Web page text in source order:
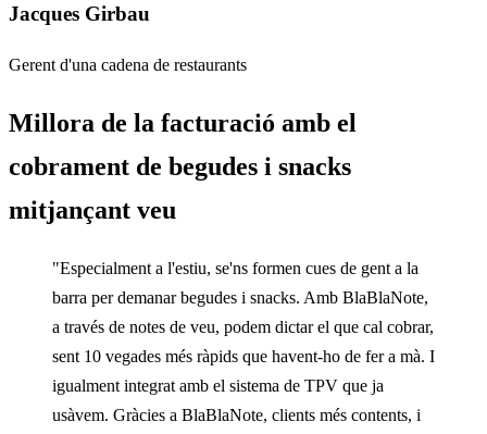
Jacques Girbau
Gerent d'una cadena de restaurants
Millora de la facturació amb el
cobrament de begudes i snacks
mitjançant veu
"Especialment a l'estiu, se'ns formen cues de gent a la
barra per demanar begudes i snacks. Amb BlaBlaNote,
a través de notes de veu, podem dictar el que cal cobrar,
sent 10 vegades més ràpids que havent-ho de fer a mà. I
igualment integrat amb el sistema de TPV que ja
usàvem. Gràcies a BlaBlaNote, clients més contents, i